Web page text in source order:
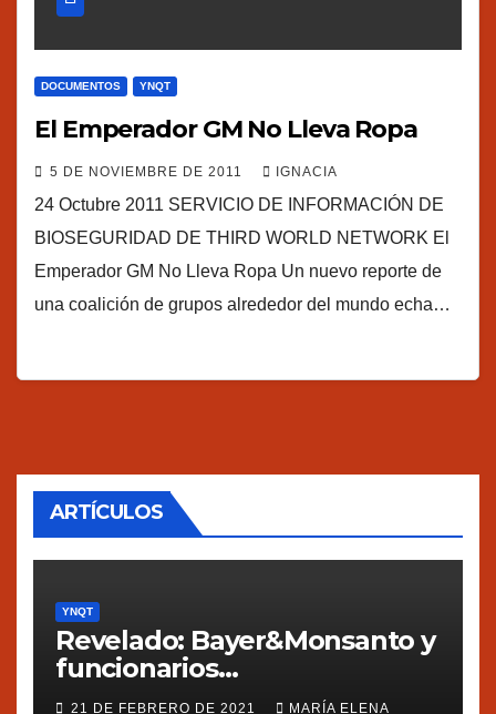
DOCUMENTOS YNQT
El Emperador GM No Lleva Ropa
5 DE NOVIEMBRE DE 2011 IGNACIA
24 Octubre 2011 SERVICIO DE INFORMACIÓN DE
BIOSEGURIDAD DE THIRD WORLD NETWORK El
Emperador GM No Lleva Ropa Un nuevo reporte de
una coalición de grupos alrededor del mundo echa…
ARTÍCULOS
YNQT
Revelado: Bayer&Monsanto y
funcionarios
estadounidenses
21 DE FEBRERO DE 2021 MARÍA ELENA